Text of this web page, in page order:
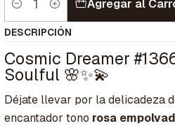
Cantidad
Agregar al
DESCRIPCIÓN
Cosmic Dreamer
Soulful 🌸✨💫
Déjate llevar por la delicadeza
encantador tono rosa